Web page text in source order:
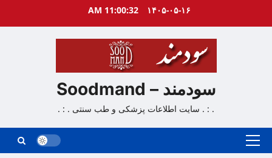
۱۴۰۵-۰۵-۱۶ 11:00:33 AM
سودمند – Soodmand
. : . سایت اطلاعات پزشکی و طب سنتی . : .
Primary